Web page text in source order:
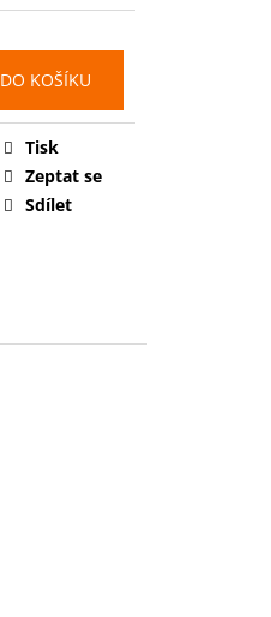
DO KOŠÍKU
Tisk
Zeptat se
Sdílet